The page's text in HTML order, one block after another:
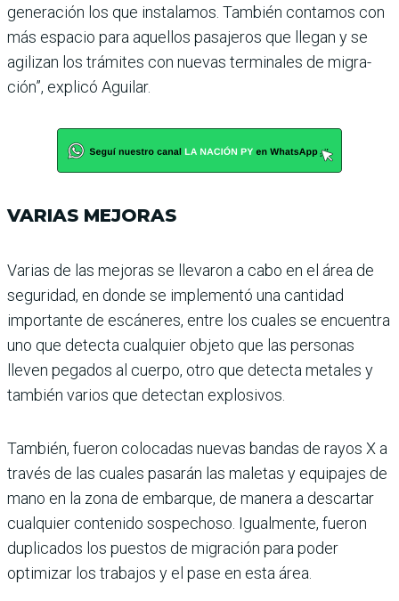
generación los que instala­mos. También contamos con
más espacio para aque­llos pasajeros que llegan y se
agilizan los trámites con nuevas terminales de migra­
ción”, explicó Aguilar.
VARIAS MEJORAS
Varias de las mejoras se llevaron a cabo en el área de
seguridad, en donde se implementó una cantidad
importante de escáneres, entre los cuales se encuen­tra
uno que detecta cual­quier objeto que las perso­nas
lleven pegados al cuerpo, otro que detecta metales y
también varios que detec­tan explosivos.
También, fueron colocadas nuevas bandas de rayos X a
través de las cuales pasarán las maletas y equipajes de
mano en la zona de embarque, de manera a descartar
cual­quier contenido sospechoso. Igualmente, fueron
duplica­dos los puestos de migración para poder
optimizar los tra­bajos y el pase en esta área.